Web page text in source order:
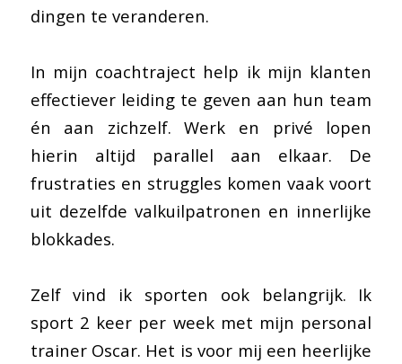
dingen te veranderen.
In mijn coachtraject help ik mijn klanten
effectiever leiding te geven aan hun team
én aan zichzelf. Werk en privé lopen
hierin altijd parallel aan elkaar. De
frustraties en struggles komen vaak voort
uit dezelfde valkuilpatronen en innerlijke
blokkades.
Zelf vind ik sporten ook belangrijk. Ik
sport 2 keer per week met mijn personal
trainer Oscar. Het is voor mij een heerlijke